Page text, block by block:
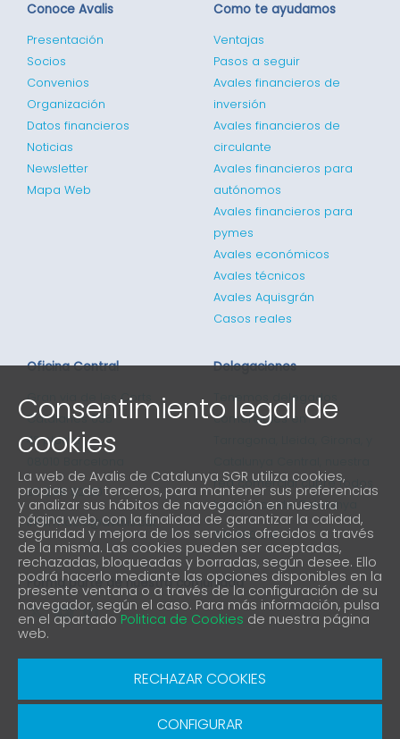
Conoce Avalis
Presentación
Socios
Convenios
Organización
Datos financieros
Noticias
Newsletter
Mapa Web
Como te ayudamos
Ventajas
Pasos a seguir
Avales financieros de
inversión
Avales financieros de
circulante
Avales financieros para
autónomos
Avales financieros para
pymes
Avales económicos
Avales técnicos
Avales Aquisgrán
Casos reales
Oficina Central
Gran via de les Corts
Catalanes 635
4ª planta
93 298 02 60
informacio@avalis.cat
Delegaciones
Tenemos delegados
comerciales en
red comercial cubre todos
los puntos de Catalunya
901 900 214
Forma parte de nuestra comunidad
Política de Cookies
Canal denuncia
Consentimiento legal de
cookies
La web de Avalis de Catalunya SGR utiliza cookies,
propias y de terceros, para mantener sus preferencias
y analizar sus hábitos de navegación en nuestra
página web, con la finalidad de garantizar la calidad,
seguridad y mejora de los servicios ofrecidos a través
de la misma. Las cookies pueden ser aceptadas,
rechazadas, bloqueadas y borradas, según desee. Ello
podrá hacerlo mediante las opciones disponibles en la
presente ventana o a través de la configuración de su
navegador, según el caso. Para más información, pulsa
en el apartado Politica de Cookies de nuestra página
web.
RECHAZAR COOKIES
CONFIGURAR